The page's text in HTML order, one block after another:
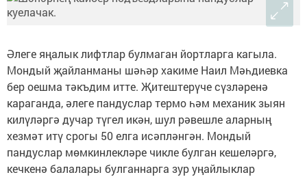
Әлеге яңалык лифтлар булмаган йортларга кагыла.
Мондый җайланманы шәһәр хакиме Наил Мәһдиевка
бер оешма тәкъдим итте. Җитештерүче сүзләренә
караганда, әлеге пандуслар термо һәм механик зыян
килүләргә дучар түгел икән, шул рәвешле аларның
хезмәт итү срогы 50 елга исәпләнгән. Мондый
пандуслар мөмкинлекләре чикле булган кешеләргә,
кечкенә балалары булганнарга зур уңайлыклар